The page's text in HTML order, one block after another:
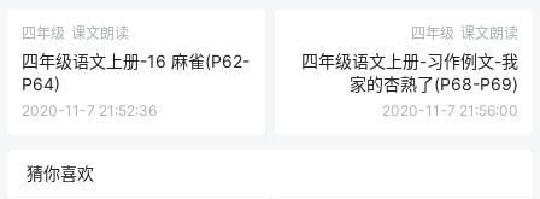
四年级 课文朗读
四年级语文上册-16 麻雀(P62-
P64)
2020-11-7 21:52:36
四年级 课文朗读
四年级语文上册-习作例文-我
家的杏熟了(P68-P69)
2020-11-7 21:56:00
猜你喜欢